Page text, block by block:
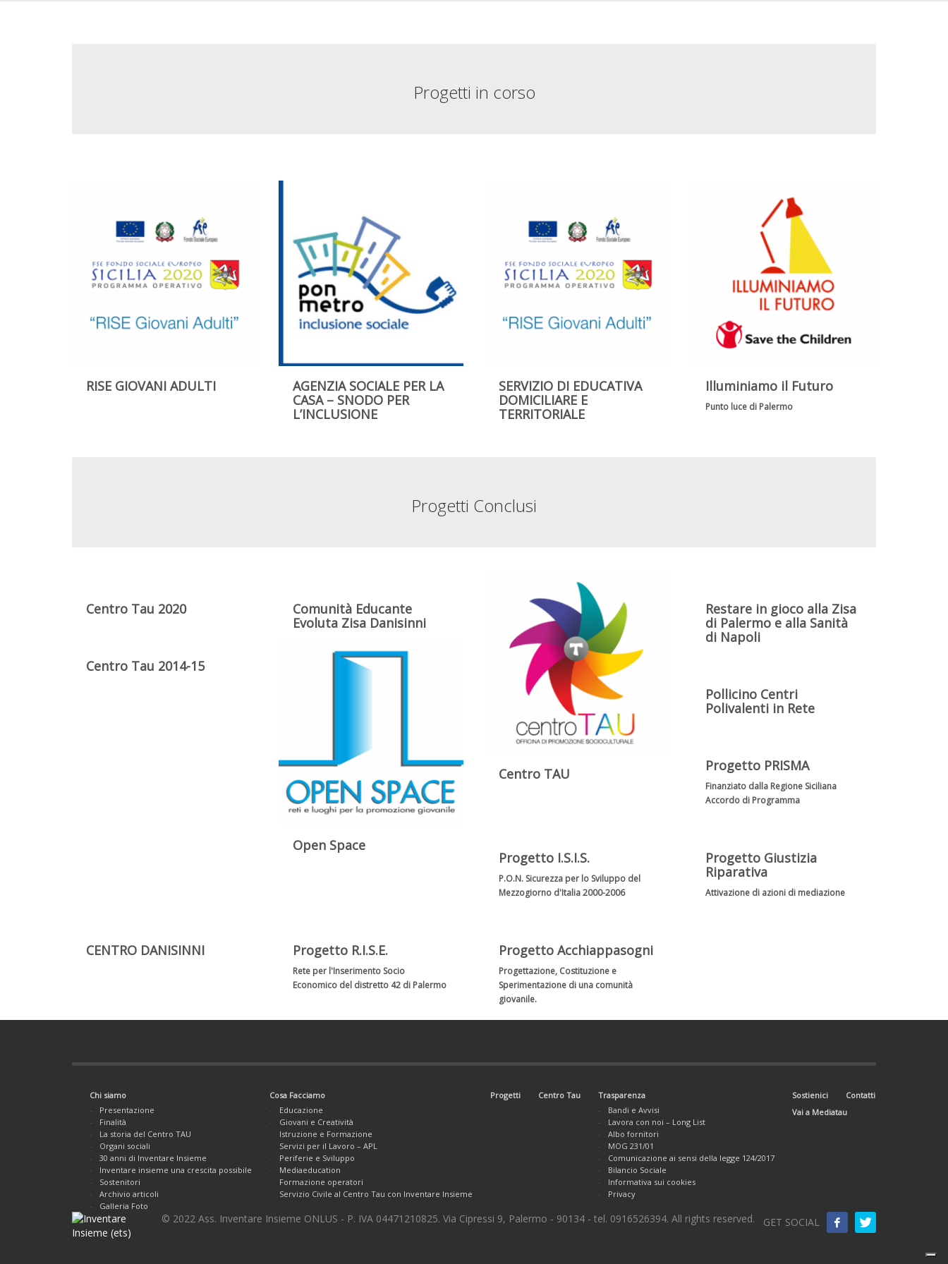
Progetti in corso
RISE GIOVANI ADULTI
AGENZIA SOCIALE PER LA
CASA – SNODO PER
L’INCLUSIONE
SERVIZIO DI EDUCATIVA
DOMICILIARE E
TERRITORIALE
Illuminiamo il Futuro
Punto luce di Palermo
Progetti Conclusi
Centro Tau 2020
Centro Tau 2014-15
Comunità Educante
Evoluta Zisa Danisinni
Open Space
Centro TAU
Restare in gioco alla Zisa
di Palermo e alla Sanità
di Napoli
Pollicino Centri
Polivalenti in Rete
Progetto PRISMA
Finanziato dalla Regione Siciliana
Accordo di Programma
Progetto I.S.I.S.
P.O.N. Sicurezza per lo Sviluppo del
Mezzogiorno d'Italia 2000-2006
Progetto Giustizia
Riparativa
Attivazione di azioni di mediazione
CENTRO DANISINNI Progetto R.I.S.E.
Rete per l'Inserimento Socio
Economico del distretto 42 di Palermo
Progetto Acchiappasogni
Progettazione, Costituzione e
Sperimentazione di una comunità
giovanile.
Chi siamo
Presentazione
Finalità
La storia del Centro TAU
Organi sociali
30 anni di Inventare Insieme
Inventare insieme una crescita possibile
Sostenitori
Archivio articoli
Galleria Foto
Cosa Facciamo
Educazione
Giovani e Creatività
Istruzione e Formazione
Servizi per il Lavoro – APL
Periferie e Sviluppo
Mediaeducation
Formazione operatori
Servizio Civile al Centro Tau con Inventare Insieme
Progetti Centro Tau
Trasparenza
Bandi e Avvisi
Lavora con noi – Long List
Albo fornitori
MOG 231/01
Comunicazione ai sensi della legge 124/2017
Bilancio Sociale
Informativa sui cookies
Privacy
Sostienici
Contatti
Vai a Mediatau
GET SOCIAL
© 2022 Ass. Inventare Insieme ONLUS - P. IVA 04471210825. Via Cipressi 9, Palermo - 90134 - tel. 0916526394. All rights reserved.